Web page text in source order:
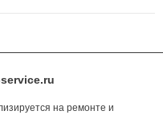
на ремонте и